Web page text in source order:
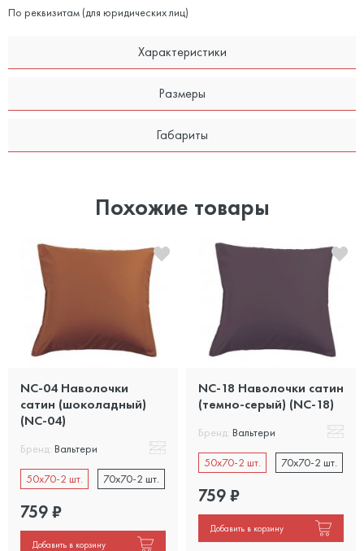
По реквизитам (для юридических лиц)
Характеристики
Размеры
Габариты
Похожие товары
NC-04 Наволочки
сатин (шоколадный)
(NC-04)
Бренд: Вальтери
50x70-2 шт. 70x70-2 шт.
759₽
Добавить в корзину
NC-18 Наволочки сатин
(темно-серый) (NC-18)
Бренд: Вальтери
50x70-2 шт. 70x70-2 шт.
759₽
Добавить в корзину